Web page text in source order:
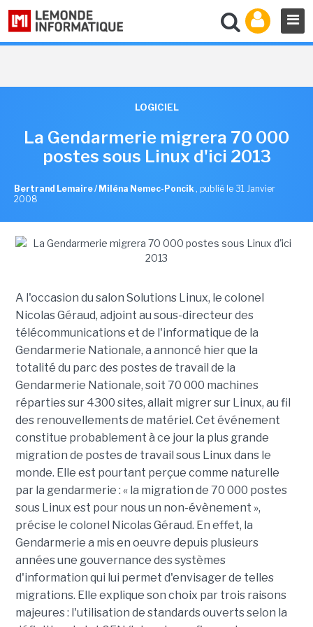
LOGICIEL
La Gendarmerie migrera 70 000
postes sous Linux d'ici 2013
Bertrand Lemaire / Miléna Nemec-Poncik , publié le 31 Janvier
2008
A l'occasion du salon Solutions Linux, le colonel
Nicolas Géraud, adjoint au sous-directeur des
télécommunications et de l'informatique de la
Gendarmerie Nationale, a annoncé hier que la
totalité du parc des postes de travail de la
Gendarmerie Nationale, soit 70 000 machines
réparties sur 4300 sites, allait migrer sur Linux, au fil
des renouvellements de matériel. Cet événement
constitue probablement à ce jour la plus grande
migration de postes de travail sous Linux dans le
monde. Elle est pourtant perçue comme naturelle
par la gendarmerie : « la migration de 70 000 postes
sous Linux est pour nous un non-évènement »,
précise le colonel Nicolas Géraud. En effet, la
Gendarmerie a mis en oeuvre depuis plusieurs
années une gouvernance des systèmes
d'information qui lui permet d'envisager de telles
migrations. Elle explique son choix par trois raisons
majeures : l'utilisation de standards ouverts selon la